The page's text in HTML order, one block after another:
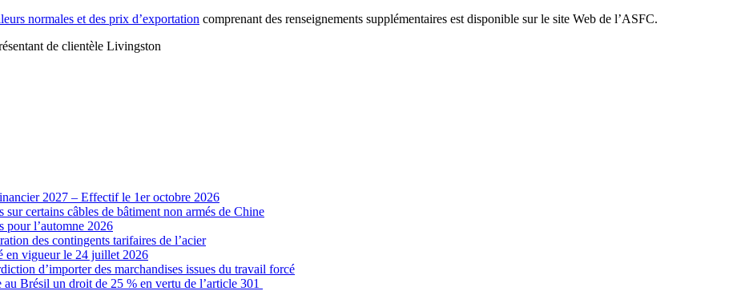
normales et des prix d’exportation comprenant des renseignements supplémentaires est disponible sur le site Web de l’ASFC.
de clientèle Livingston
2027 – Effectif le 1er octobre 2026
certains câbles de bâtiment non armés de Chine
pour l’automne 2026
des contingents tarifaires de l’acier
en vigueur le 24 juillet 2026
d’importer des marchandises issues du travail forcé
Brésil un droit de 25 % en vertu de l’article 301